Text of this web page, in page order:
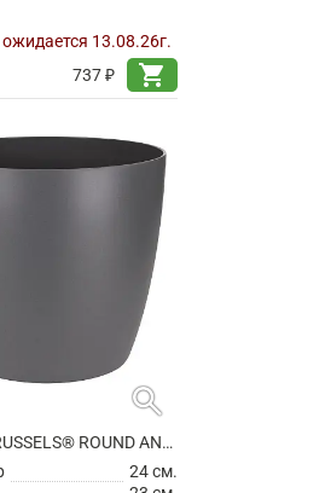
13.08.26г.
737 ₽
shopping_cart
search
КАШПО BRUSSELS® ROUND ANTHRACITE
24 см.